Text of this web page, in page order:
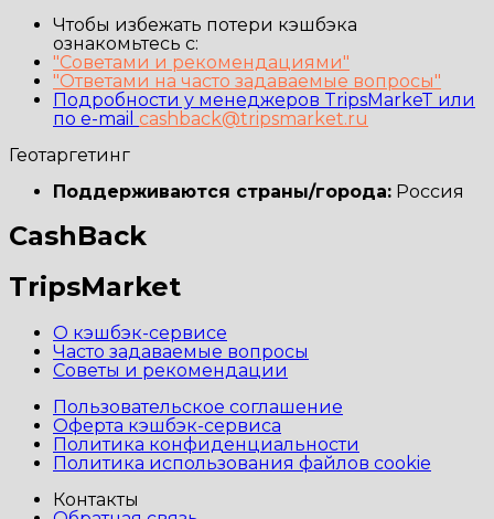
Чтобы избежать потери кэшбэка
ознакомьтесь с:
"Советами и рекомендациями"
"Ответами на часто задаваемые вопросы"
Подробности у менеджеров TripsMarkeT или
по e-mail cashback@tripsmarket.ru
Геотаргетинг
Поддерживаются страны/города: Россия
CashBack
TripsMarket
О кэшбэк-сервисе
Часто задаваемые вопросы
Советы и рекомендации
Пользовательское соглашение
Оферта кэшбэк-сервиса
Политика конфиденциальности
Политика использования файлов cookie
Контакты